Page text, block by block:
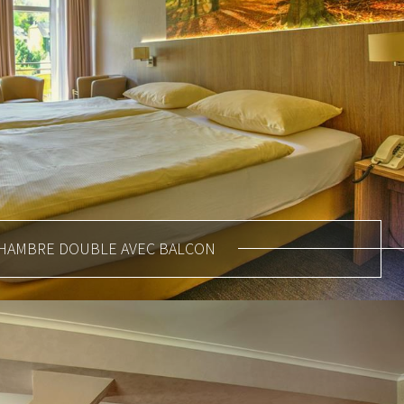
DOUBLE AVEC BALCON